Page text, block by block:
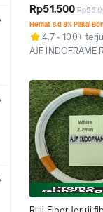
ukuran 3mm
burung, kandang
layangan naga dan
asesoris lainnya
Rp51.500
Hemat s.d 8% Pakai
4.7
100+
AJF INDOFRAME